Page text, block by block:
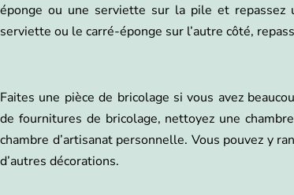
éponge ou une serviette sur la pile et
serviette ou le carré-éponge sur l’autre côté,
Faites une pièce de bricolage si vous avez
de fournitures de bricolage, nettoyez une
chambre d’artisanat personnelle. Vous pouvez y
d’autres décorations.